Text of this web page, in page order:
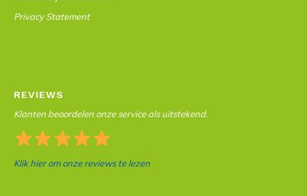
Privacy Statement
REVIEWS
Klanten beoordelen onze service als uitstekend.
Klik hier om onze reviews te lezen